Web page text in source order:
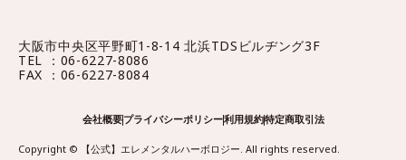
大阪市中央区平野町1-8-14 北浜TDSビルヂング3F
TEL ：06-6227-8086
FAX ：06-6227-8084
会社概要プライバシーポリシー利用規約特定商取引法
Copyright © 【公式】エレメンタルハーボロジー. All rights reserved.